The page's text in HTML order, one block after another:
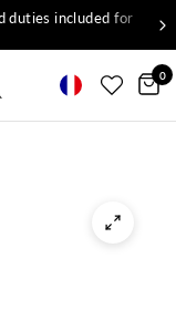
duties included for
0